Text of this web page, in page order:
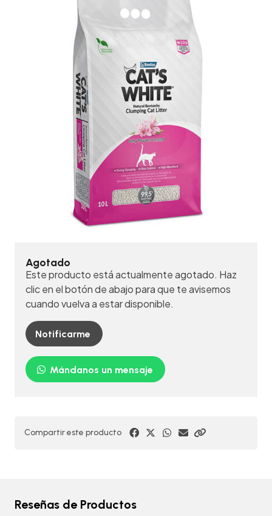
Agotado
Este producto está actualmente agotado. Haz
clic en el botón de abajo para que te avisemos
cuando vuelva a estar disponible.
Notificarme
Mándanos un mensaje
Compartir este producto
Reseñas de Productos